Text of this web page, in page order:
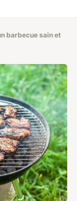
barbecue sain et